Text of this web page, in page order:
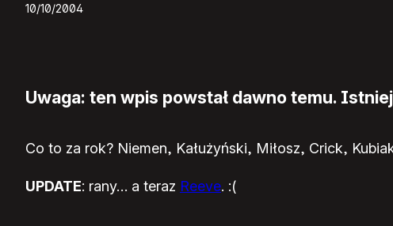
10/10/2004
Uwaga: ten wpis powstał dawno temu.
Co to za rok? Niemen, Kałużyński, Miłosz, Crick,
UPDATE: rany… a teraz Reeve. :(